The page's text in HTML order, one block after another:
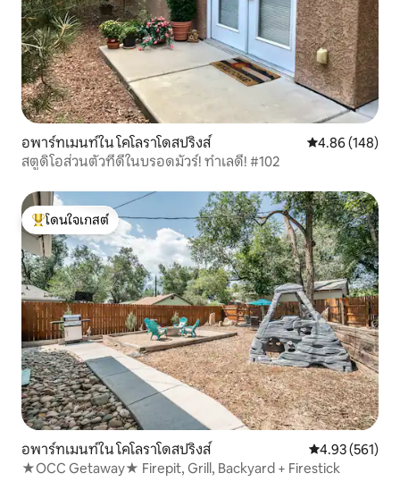
อพาร์ทเมนท์ใน โคโลราโดสปริงส์ คะแนนเฉลี่ย
4.86 (148)
สตูดิโอส่วนตัวที่ดีในบรอดมัวร์! ทำเลดี! #102
โดนใจเกสต์ที่สุด
โดนใจเกสต์
อพาร์ทเมนท์ใน โคโลราโดสปริงส์ คะแนนเฉลี่ย
4.93 (561)
★OCC Getaway★ Firepit, Grill, Backyard + Firestick